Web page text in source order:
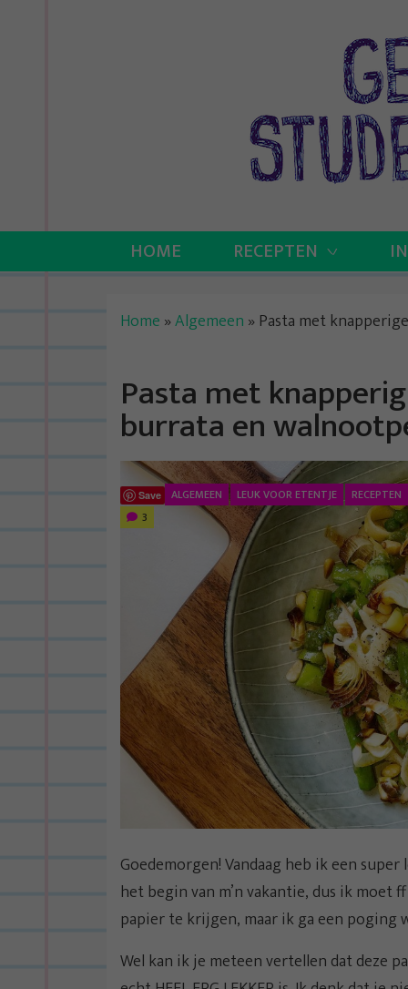
HOME RECEPTEN
Home »Algemeen » Pasta met
Pasta met
burrata en
Save ALGEMEEN LEUK VOOR ETENTJE RECEPTEN
3
Goedemorgen! Vandaag heb ik een
het begin van m’n vakantie, dus ik
papier te krijgen, maar ik ga een poging
Wel kan ik je meteen vertellen dat deze